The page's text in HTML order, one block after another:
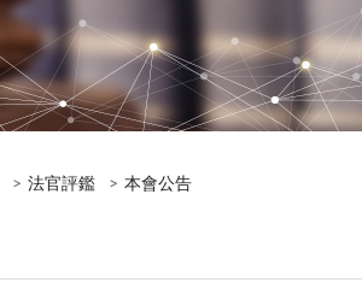
法官評鑑 本會公告